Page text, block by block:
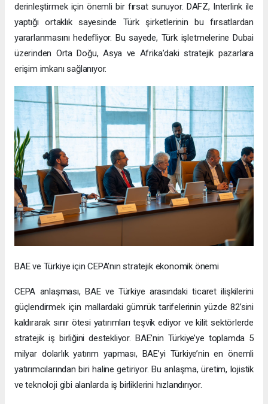
derinleştirmek için önemli bir fırsat sunuyor. DAFZ, Interlink ile
yaptığı ortaklık sayesinde Türk şirketlerinin bu fırsatlardan
yararlanmasını hedefliyor. Bu sayede, Türk işletmelerine Dubai
üzerinden Orta Doğu, Asya ve Afrika’daki stratejik pazarlara
erişim imkanı sağlanıyor.
BAE ve Türkiye için CEPA’nın stratejik ekonomik önemi
CEPA anlaşması, BAE ve Türkiye arasındaki ticaret ilişkilerini
güçlendirmek için mallardaki gümrük tarifelerinin yüzde 82’sini
kaldırarak sınır ötesi yatırımları teşvik ediyor ve kilit sektörlerde
stratejik iş birliğini destekliyor. BAE’nin Türkiye’ye toplamda 5
milyar dolarlık yatırım yapması, BAE’yi Türkiye’nin en önemli
yatırımcılarından biri haline getiriyor. Bu anlaşma, üretim, lojistik
ve teknoloji gibi alanlarda iş birliklerini hızlandırıyor.